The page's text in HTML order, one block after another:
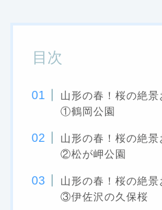
目次
山形の春！桜の絶
①鶴岡公園
山形の春！桜の絶
②松が岬公園
山形の春！桜の絶
③伊佐沢の久保桜